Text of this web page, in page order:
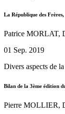
La République des
Patrice MORLAT,
01 Sep. 2019
Divers aspects de
Bilan de la 3ème édition
Pierre MOLLIER,